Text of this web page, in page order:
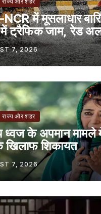
में मूसलाधार
ट्रैफिक जाम, रेड
7, 2026
राज्य और शहर
ध्वज के अपमान मामले
खिलाफ शिकायत
7, 2026